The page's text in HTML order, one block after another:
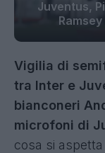
Juventus,
Vigilia di
tra Inter e
bianconeri
microfoni di
cosa si